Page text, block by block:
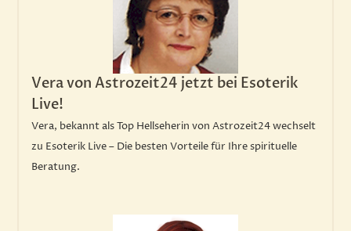
Vera von Astrozeit24 jetzt bei Esoterik
Live!
Vera, bekannt als Top Hellseherin von Astrozeit24 wechselt
zu Esoterik Live – Die besten Vorteile für Ihre spirituelle
Beratung.